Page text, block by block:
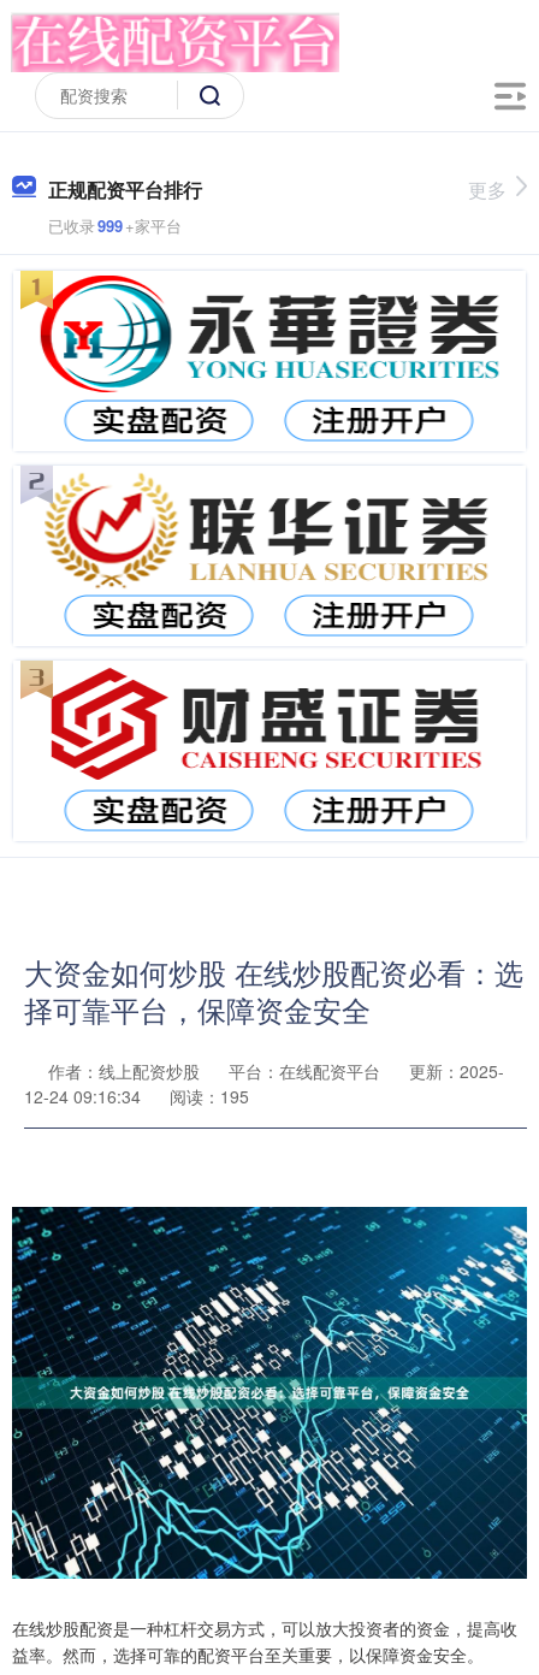
正规配资平台排行
已收录999+家平台
更多
大资金如何炒股 在线炒股配资必看：选
择可靠平台，保障资金安全
作者：线上配资炒股 平台：在线配资平台
更新：2025-
12-24 09:16:34
阅读：195
在线炒股配资是一种杠杆交易方式，可以放大投资者的资金，提高收
益率。然而，选择可靠的配资平台至关重要，以保障资金安全。